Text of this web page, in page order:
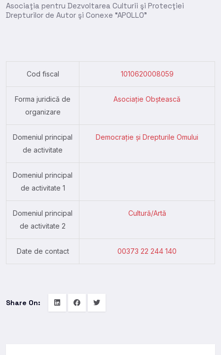
Asociaţia pentru Dezvoltarea Culturii şi Protecţiei
Drepturilor de Autor şi Conexe “APOLLO”
Cod fiscal 1010620008059
Forma juridică de
organizare
Asociație Obștească
Domeniul principal
de activitate
Democrație și Drepturile Omului
Domeniul principal
de activitate 1
Domeniul principal
de activitate 2
Cultură/Artă
Date de contact 00373 22 244 140
Share On: